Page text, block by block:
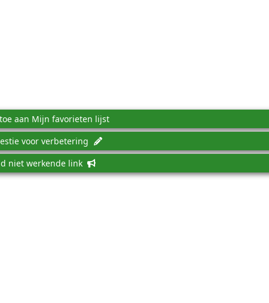
aan Mijn favorieten lijst
voor verbetering
niet werkende link